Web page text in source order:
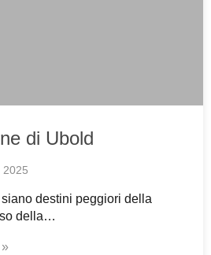
di Ubold
2025
destini peggiori della
della…